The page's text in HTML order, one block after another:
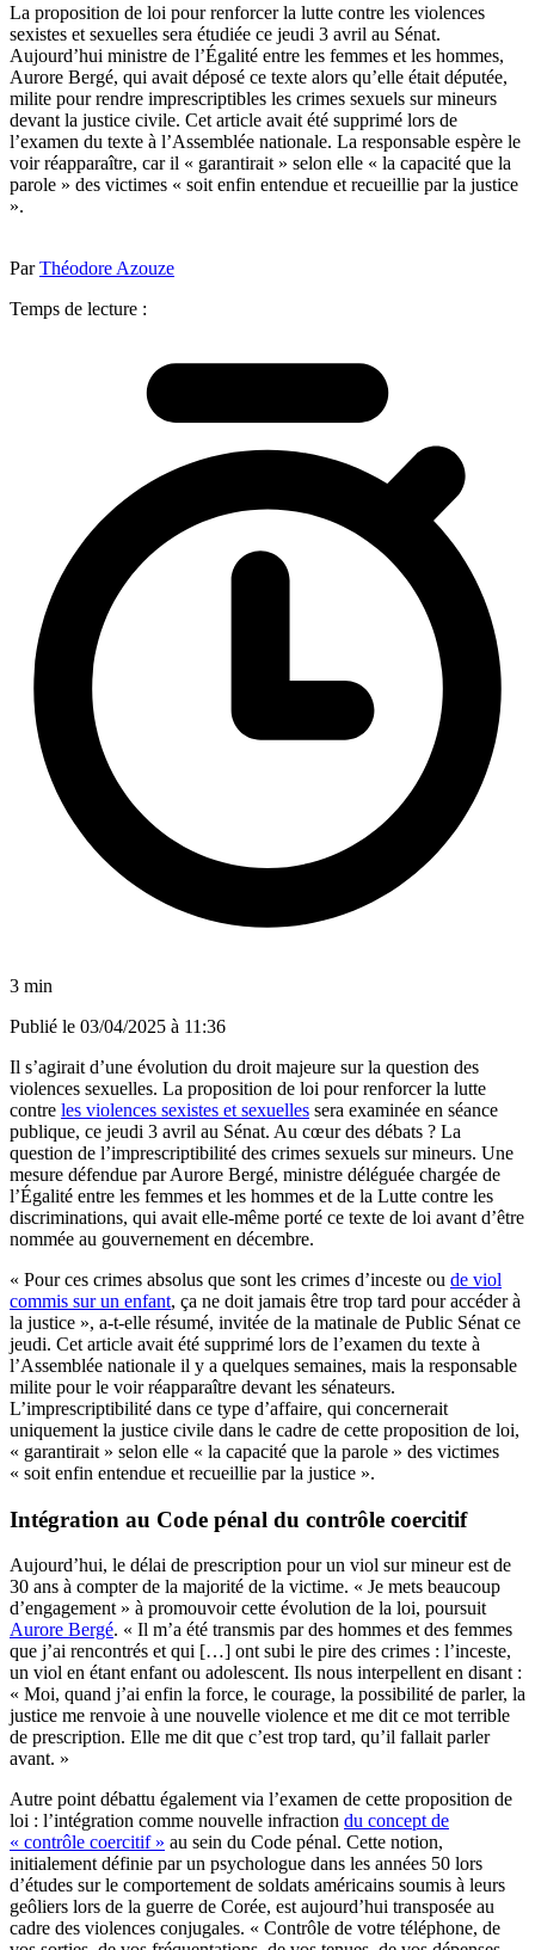
La proposition de loi pour renforcer la lutte contre les violences
sexistes et sexuelles sera étudiée ce jeudi 3 avril au Sénat.
Aujourd’hui ministre de l’Égalité entre les femmes et les hommes,
Aurore Bergé, qui avait déposé ce texte alors qu’elle était députée,
milite pour rendre imprescriptibles les crimes sexuels sur mineurs
devant la justice civile. Cet article avait été supprimé lors de
l’examen du texte à l’Assemblée nationale. La responsable espère le
voir réapparaître, car il « garantirait » selon elle « la capacité que la
parole » des victimes « soit enfin entendue et recueillie par la justice
».
ParThéodore Azouze
Temps de lecture :
3 min
Publié le 03/04/2025 à 11:36
Il s’agirait d’une évolution du droit majeure sur la question des
violences sexuelles. La proposition de loi pour renforcer la lutte
contre les violences sexistes et sexuelles sera examinée en séance
publique, ce jeudi 3 avril au Sénat. Au cœur des débats ? La
question de l’imprescriptibilité des crimes sexuels sur mineurs. Une
mesure défendue par Aurore Bergé, ministre déléguée chargée de
l’Égalité entre les femmes et les hommes et de la Lutte contre les
discriminations, qui avait elle-même porté ce texte de loi avant d’être
nommée au gouvernement en décembre.
« Pour ces crimes absolus que sont les crimes d’inceste ou de viol
commis sur un enfant, ça ne doit jamais être trop tard pour accéder à
la justice », a-t-elle résumé, invitée de la matinale de Public Sénat ce
jeudi. Cet article avait été supprimé lors de l’examen du texte à
l’Assemblée nationale il y a quelques semaines, mais la responsable
milite pour le voir réapparaître devant les sénateurs.
L’imprescriptibilité dans ce type d’affaire, qui concernerait
uniquement la justice civile dans le cadre de cette proposition de loi,
« garantirait » selon elle « la capacité que la parole » des victimes
« soit enfin entendue et recueillie par la justice ».
Intégration au Code pénal du contrôle coercitif
Aujourd’hui, le délai de prescription pour un viol sur mineur est de
30 ans à compter de la majorité de la victime. « Je mets beaucoup
d’engagement » à promouvoir cette évolution de la loi, poursuit
Aurore Bergé. « Il m’a été transmis par des hommes et des femmes
que j’ai rencontrés et qui […] ont subi le pire des crimes : l’inceste,
un viol en étant enfant ou adolescent. Ils nous interpellent en disant :
« Moi, quand j’ai enfin la force, le courage, la possibilité de parler, la
justice me renvoie à une nouvelle violence et me dit ce mot terrible
de prescription. Elle me dit que c’est trop tard, qu’il fallait parler
avant. »
Autre point débattu également via l’examen de cette proposition de
loi : l’intégration comme nouvelle infraction du concept de
« contrôle coercitif » au sein du Code pénal. Cette notion,
initialement définie par un psychologue dans les années 50 lors
d’études sur le comportement de soldats américains soumis à leurs
geôliers lors de la guerre de Corée, est aujourd’hui transposée au
cadre des violences conjugales. « Contrôle de votre téléphone, de